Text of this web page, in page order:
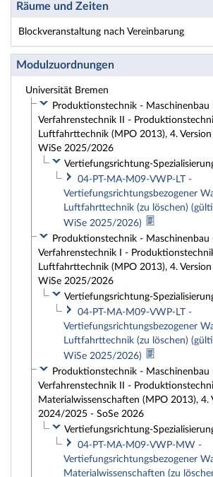
Räume und Zeiten
Blockveranstaltung nach Vereinbarung
Modulzuordnungen
Universität Bremen
Produktionstechnik - Maschinenbau
Verfahrenstechnik II -
Luftfahrttechnik (MPO 2013), 4.
WiSe 2025/2026
Vertiefungsrichtung-
04-PT-MA-M09-VWP-LT -
Vertiefungsrichtungsbezogener
Luftfahrttechnik (zu löschen)
WiSe 2025/2026)
Produktionstechnik - Maschinenbau
Verfahrenstechnik I -
Luftfahrttechnik (MPO 2013), 4.
WiSe 2025/2026
Vertiefungsrichtung-
04-PT-MA-M09-VWP-LT -
Vertiefungsrichtungsbezogener
Luftfahrttechnik (zu löschen)
WiSe 2025/2026)
Produktionstechnik - Maschinenbau
Verfahrenstechnik II -
Materialwissenschaften (MPO 2013), 4.
2024/2025 - SoSe 2026
Vertiefungsrichtung-
04-PT-MA-M09-VWP-MW -
Vertiefungsrichtungsbezogener
Materialwissenschaften (zu